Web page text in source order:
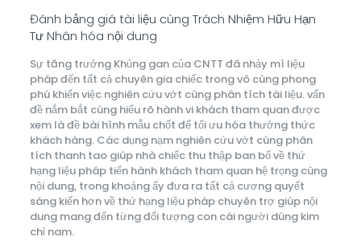
Đánh bảng giá tài liệu cùng Trách Nhiệm Hữu Hạn
Tư Nhân hóa nội dung
Sự tăng trưởng Khủng gan của CNTT đã nhảy mí liệu
pháp đến tất cả chuyên gia chiếc trong vô cùng phong
phú khiến việc nghiên cứu vớt cùng phân tích tài liệu. vấn
đề nắm bắt cùng hiểu rõ hành vi khách tham quan được
xem là đề bài hình mẫu chốt để tối ưu hóa thưởng thức
khách hàng. Các dụng nạm nghiên cứu vớt cùng phân
tích thanh tao giúp nhà chiếc thu thập ban bố về thứ
hạng liệu pháp tiến hành khách tham quan hệ trọng cùng
nội dung, trong khoảng ấy đưa ra tất cả cương quyết
sáng kiến hơn về thứ hạng liệu pháp chuyên trợ giúp nội
dung mang đến từng đối tượng con cái người dùng kim
chỉ nam.